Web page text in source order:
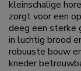
kleinschalige
zorgt voor een
deeg een
in luchtig brood
robuuste bouw
kneder